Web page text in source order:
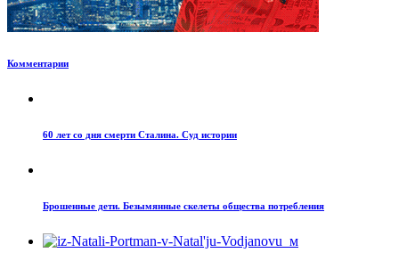
Комментарии
60 лет со дня смерти Сталина. Суд истории
Брошенные дети. Безымянные скелеты общества потребления